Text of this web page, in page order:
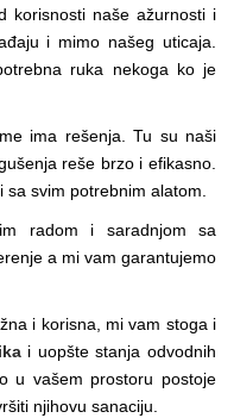
korisnosti naše ažurnosti i
i mimo našeg uticaja.
ruka nekoga ko je
ima rešenja. Tu su naši
reše brzo i efikasno.
sa svim potrebnim alatom.
radom i saradnjom sa
a mi vam garantujemo
i korisna, mi vam stoga i
i uopšte stanja odvodnih
u vašem prostoru postoje
njihovu sanaciju.